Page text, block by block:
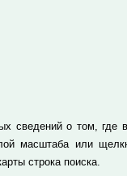
сведений о том, где
масштаба или
строка поиска.